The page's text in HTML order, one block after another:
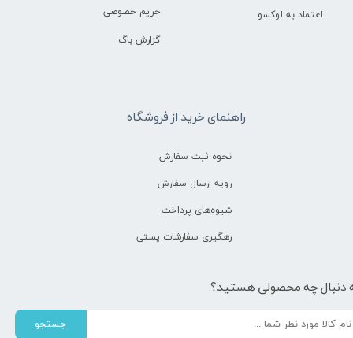
راهنمای خرید از فروشگاه
نحوه ثبت سفارش
رویه ارسال سفارش
شیوه‌های پرداخت
رهگیری سفارشات پستی
حریم خصوصی
گزارش باگ
اعتماد به لوکسو
دنبال چه محصولی هستید؟
جستجو